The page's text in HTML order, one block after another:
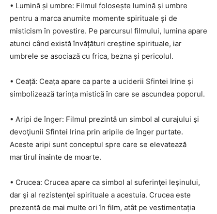
• Lumină și umbre: Filmul folosește lumină și umbre
pentru a marca anumite momente spirituale și de
misticism în povestire. Pe parcursul filmului, lumina apare
atunci când există învățături creștine spirituale, iar
umbrele se asociază cu frica, bezna și pericolul.
• Ceață: Ceața apare ca parte a uciderii Sfintei Irine și
simbolizează tarința mistică în care se ascundea poporul.
• Aripi de înger: Filmul prezintă un simbol al curajului şi
devoţiunii Sfintei Irina prin aripile de înger purtate.
Aceste aripi sunt conceptul spre care se elevatează
martirul înainte de moarte.
• Crucea: Crucea apare ca simbol al suferinţei leşinului,
dar şi al rezistenţei spirituale a acestuia. Crucea este
prezentă de mai multe ori în film, atât pe vestimentația